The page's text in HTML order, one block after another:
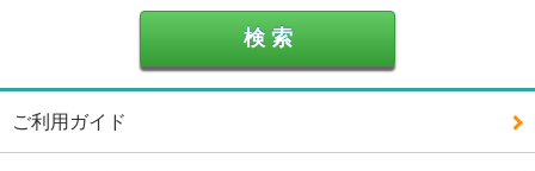
ご利用ガイド